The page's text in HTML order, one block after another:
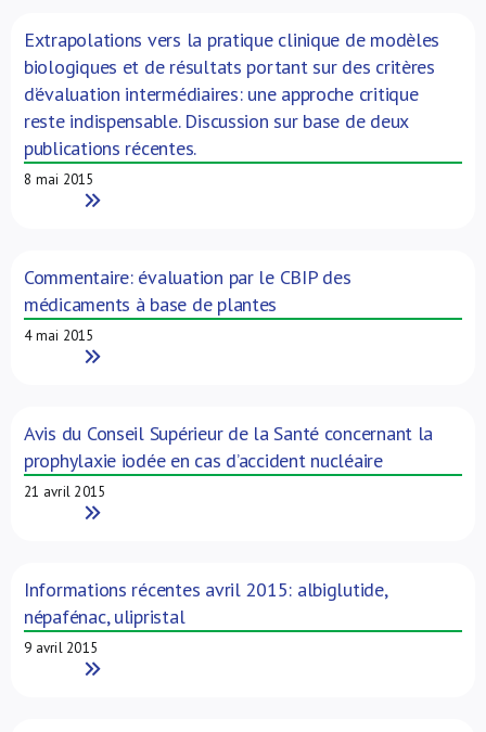
Extrapolations vers la pratique clinique de modèles
biologiques et de résultats portant sur des critères
d’évaluation intermédiaires: une approche critique
reste indispensable. Discussion sur base de deux
publications récentes.
8 mai 2015
Read More
Commentaire: évaluation par le CBIP des
médicaments à base de plantes
4 mai 2015
Read More
Avis du Conseil Supérieur de la Santé concernant la
prophylaxie iodée en cas d’accident nucléaire
21 avril 2015
Read More
Informations récentes avril 2015: albiglutide,
népafénac, ulipristal
9 avril 2015
Read More